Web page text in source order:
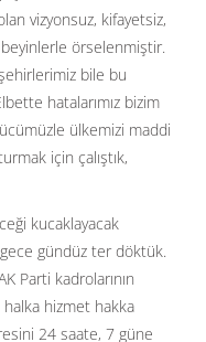
vizyonsuz, kifayetsiz,
beyinlerle örselenmiştir.
bile bu
hatalarımız bizim
ülkemizi maddi
için çalıştık,
kucaklayacak
gündüz ter döktük.
Parti kadrolarının
halka hizmet hakka
24 saate, 7 güne